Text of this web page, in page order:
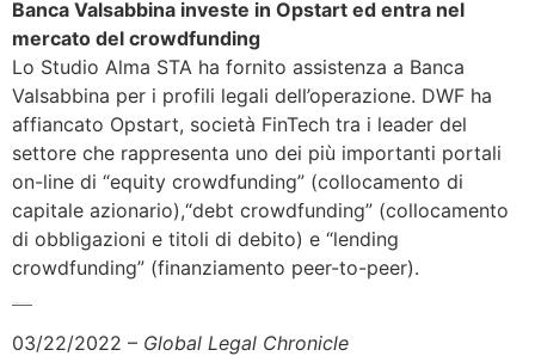
Banca Valsabbina investe in Opstart ed entra nel
mercato del crowdfunding
Lo Studio Alma STA ha fornito assistenza a Banca
Valsabbina per i profili legali dell’operazione. DWF ha
affiancato Opstart, società FinTech tra i leader del
settore che rappresenta uno dei più importanti portali
on-line di “equity crowdfunding” (collocamento di
capitale azionario),“debt crowdfunding” (collocamento
di obbligazioni e titoli di debito) e “lending
crowdfunding” (finanziamento peer-to-peer).
03/22/2022 – Global Legal Chronicle